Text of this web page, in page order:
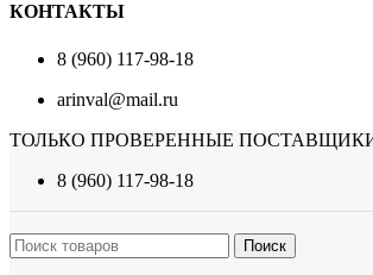
КОНТАКТЫ
8 (960) 117-98-18
arinval@mail.ru
ТОЛЬКО ПРОВЕРЕННЫЕ
8 (960) 117-98-18
Поиск